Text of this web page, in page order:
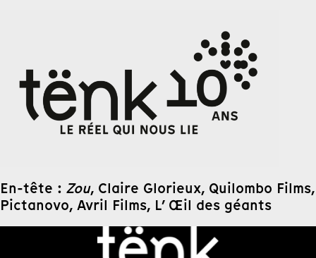
En-tête : Zou, Claire Glorieux, Quilombo Films,
Pictanovo, Avril Films, L’ Œil des géants